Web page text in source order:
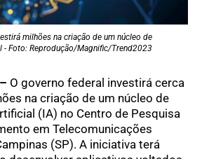
milhões na criação de um núcleo de
- Foto: Reprodução/Magnific/Trend2023
O governo federal investirá cerca
na criação de um núcleo de
(IA) no Centro de Pesquisa
em Telecomunicações
(SP). A iniciativa terá